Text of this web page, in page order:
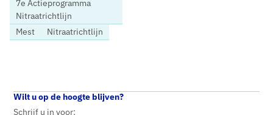
Home Nieuws
7e Actieprogramma
Nitraatrichtlijn
Mest
Nitraatrichtlijn
Wilt u op de hoogte blijven?
Schrijf u in voor: